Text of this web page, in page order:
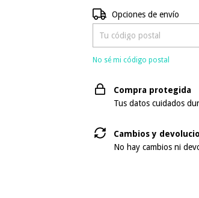
Entregas para el CP:
Opciones de envío
No sé mi código postal
Compra protegida
Tus datos cuidados
Cambios y
No hay cambios ni